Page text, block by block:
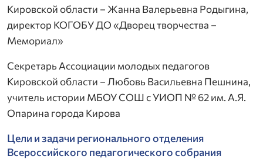
Кировской области – Жанна Валерьевна Родыгина,
директор КОГОБУ ДО «Дворец творчества –
Мемориал»
Секретарь Ассоциации молодых педагогов
Кировской области – Любовь Васильевна Пешнина,
учитель истории МБОУ СОШ с УИОП № 62 им. А.Я.
Опарина города Кирова
Цели и задачи регионального отделения
Всероссийского педагогического собрания